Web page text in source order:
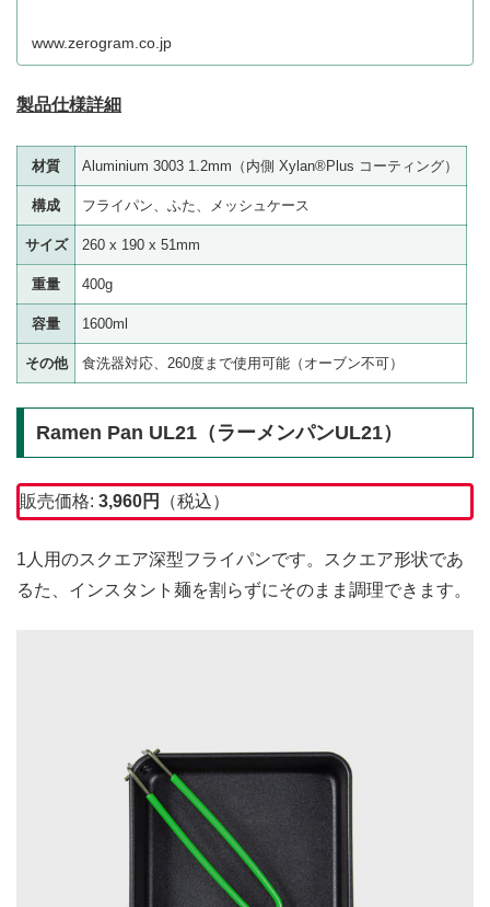
www.zerogram.co.jp
製品仕様詳細
材質 Aluminium 3003 1.2mm（内側 Xylan®Plus コーティング）
構成 フライパン、ふた、メッシュケース
サイズ 260 x 190 x 51mm
重量 400g
容量 1600ml
その他 食洗器対応、260度まで使用可能（オーブン不可）
Ramen Pan UL21（ラーメンパンUL21）
販売価格: 3,960円 （税込）
1人用のスクエア深型フライパンです。スクエア形状であ
るた、インスタント麺を割らずにそのまま調理できます。